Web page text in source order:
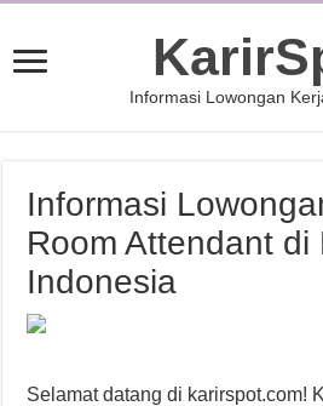
Informasi Lowongan
Informasi
Room Attendant di
Indonesia
Selamat datang di karirspot.com!